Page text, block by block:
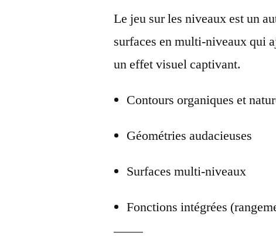
Le jeu sur les niveaux est un
surfaces en multi-niveaux qui
un effet visuel captivant.
Contours organiques et
Géométries audacieuses
Surfaces multi-niveaux
Fonctions intégrées